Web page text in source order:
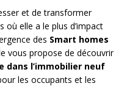
et de transformer
où elle a le plus d’impact
des Smart homes
vous propose de découvrir
dans l’immobilier neuf
les occupants et les